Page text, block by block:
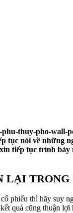
tục nói về những
tiếp tục trình
LẠI
phiếu thì hãy suy
quả cũng thuận lợi